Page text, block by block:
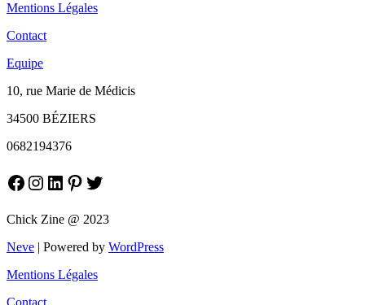
Mentions Légales
Contact
Equipe
10, rue Marie de Médicis
34500 BÉZIERS
0682194376
Facebook
Instagram
LinkedIn
Pinterest
Twitter
Chick Zine @ 2023
Neve | Powered by WordPress
Mentions Légales
Contact